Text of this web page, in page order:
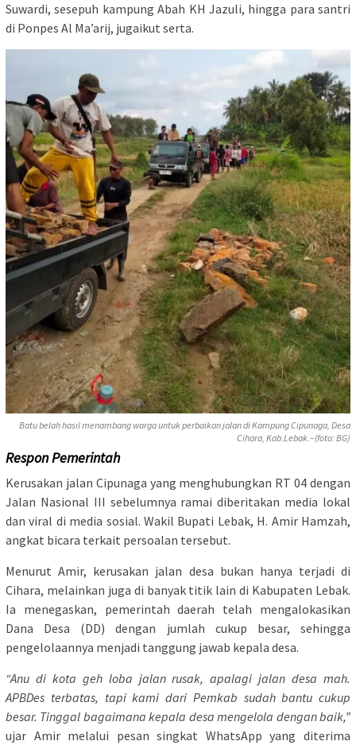
Suwardi, sesepuh kampung Abah KH Jazuli, hingga para santri
di Ponpes Al Ma’arij, jugaikut serta.
Batu belah hasil menambang warga untuk perbaikan jalan di Kampung Cipunaga, Desa
Cihara, Kab.Lebak.–(foto: BG)
Respon Pemerintah
Kerusakan jalan Cipunaga yang menghubungkan RT 04 dengan
Jalan Nasional III sebelumnya ramai diberitakan media lokal
dan viral di media sosial. Wakil Bupati Lebak, H. Amir Hamzah,
angkat bicara terkait persoalan tersebut.
Menurut Amir, kerusakan jalan desa bukan hanya terjadi di
Cihara, melainkan juga di banyak titik lain di Kabupaten Lebak.
Ia menegaskan, pemerintah daerah telah mengalokasikan
Dana Desa (DD) dengan jumlah cukup besar, sehingga
pengelolaannya menjadi tanggung jawab kepala desa.
“Anu di kota geh loba jalan rusak, apalagi jalan desa mah.
APBDes terbatas, tapi kami dari Pemkab sudah bantu cukup
besar. Tinggal bagaimana kepala desa mengelola dengan baik,”
ujar Amir melalui pesan singkat WhatsApp yang diterima